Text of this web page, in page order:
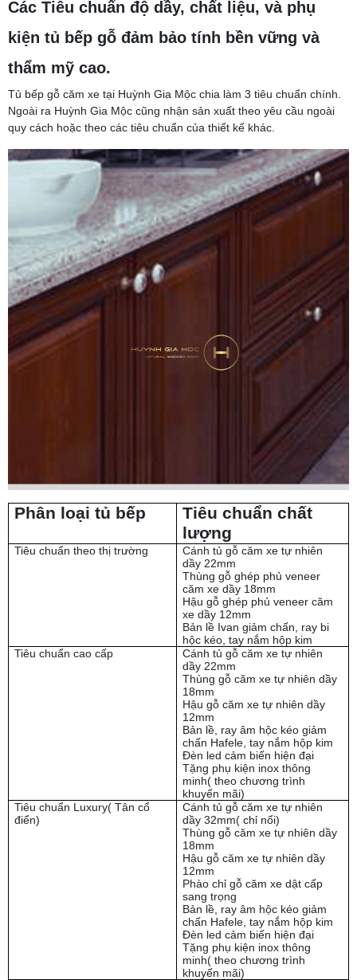
Các Tiêu chuẩn độ dầy, chất liệu, và phụ
kiện tủ bếp gỗ đảm bảo tính bền vững và
thẩm mỹ cao.
Tủ bếp gỗ căm xe tại Huỳnh Gia Mộc chia làm 3 tiêu chuẩn chính.
Ngoài ra Huỳnh Gia Mộc cũng nhận sản xuất theo yêu cầu ngoài
quy cách hoặc theo các tiêu chuẩn của thiết kế khác.
Phân loại tủ bếp
Tiêu chuẩn chất
lượng
Tiêu chuẩn theo thị trường
Cánh tủ gỗ căm xe tự nhiên
dầy 22mm
Thùng gỗ ghép phủ veneer
căm xe dầy 18mm
Hậu gỗ ghép phủ veneer căm
xe dầy 12mm
Bản lề Ivan giảm chấn, ray bi
hộc kéo, tay nắm hộp kim
Tiêu chuẩn cao cấp
Cánh tủ gỗ căm xe tự nhiên
dầy 22mm
Thùng gỗ căm xe tự nhiên dầy
18mm
Hậu gỗ căm xe tự nhiên dầy
12mm
Bản lề, ray âm hộc kéo giảm
chấn Hafele, tay nắm hộp kim
Đèn led cảm biến hiện đại
Tặng phụ kiện inox thông
minh( theo chương trình
khuyến mãi)
Tiêu chuẩn Luxury( Tân cổ
điển)
Cánh tủ gỗ căm xe tự nhiên
dầy 32mm( chỉ nổi)
Thùng gỗ căm xe tự nhiên dầy
18mm
Hậu gỗ căm xe tự nhiên dầy
12mm
Phào chỉ gỗ căm xe dật cấp
sang trọng
Bản lề, ray âm hộc kéo giảm
chấn Hafele, tay nắm hộp kim
Đèn led cảm biến hiện đại
Tặng phụ kiện inox thông
minh( theo chương trình
khuyến mãi)